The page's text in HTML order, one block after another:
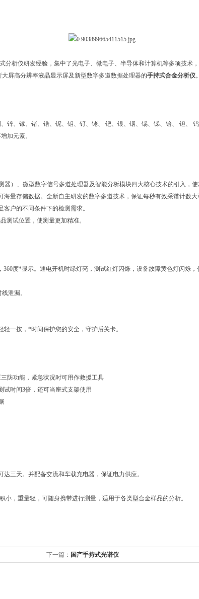
分析仪研发经验，集中了光电子、微电子、半导体和计算机等多项技术
屏高分辨率液晶显示屏及新型数字多道数据处理器的手持式合金分析仪。
锌、镓、锗、锆、铌、钼、钌、铑、 钯、银、铟、锡、锑、铪、 钽、
加元素。
器）、微型数字信号多道处理器及智能分析模块四大核心技术的引入，使
量存储数据。全新自主研发的数字多道技术，保证每秒有效采谱计数大
户的不同条件下的检测需求。
测试位置，使测量更加精准。
度*显示。通电开机时绿灯亮，测试红灯闪烁，设备故障黄色灯闪烁，
泄漏。
一按，*时间保护您的安全，守护后关卡。
防功能，紧急状况时可用作救援工具
试时间3倍，还可当座式支架使用
三天。并配备交流和车载充电器，保证电力供应。
小，重量轻，可随身携带进行测量，适用于各类型合金样品的分析。
下一篇： 国产手持式光谱仪